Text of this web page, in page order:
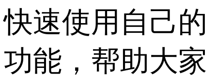
快速使用自己的
功能，帮助大家